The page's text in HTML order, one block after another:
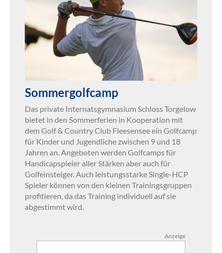
Sommergolfcamp
Das private Internatsgymnasium Schloss Torgelow
bietet in den Sommerferien in Kooperation mit
dem Golf & Country Club Fleesensee ein Golfcamp
für Kinder und Jugendliche zwischen 9 und 18
Jahren an. Angeboten werden Golfcamps für
Handicapspieler aller Stärken aber auch für
Golfeinsteiger. Auch leistungsstarke Single-HCP
Spieler können von den kleinen Trainingsgruppen
profitieren, da das Training individuell auf sie
abgestimmt wird.
Anzeige